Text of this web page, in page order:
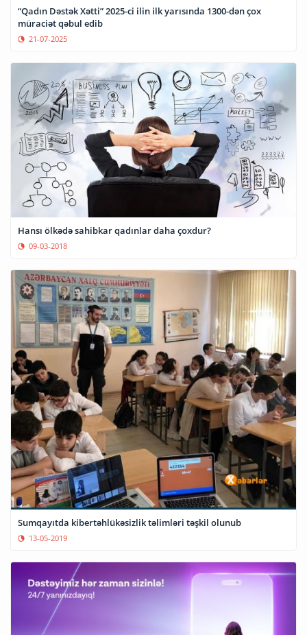
“Qadın Dəstək Xətti” 2025-ci ilin ilk yarısında 1300-dən çox
müraciət qəbul edib
21-07-2025
Hansı ölkədə sahibkar qadınlar daha çoxdur?
09-03-2018
Sumqayıtda kibertəhlükəsizlik təlimləri təşkil olunub
13-05-2019